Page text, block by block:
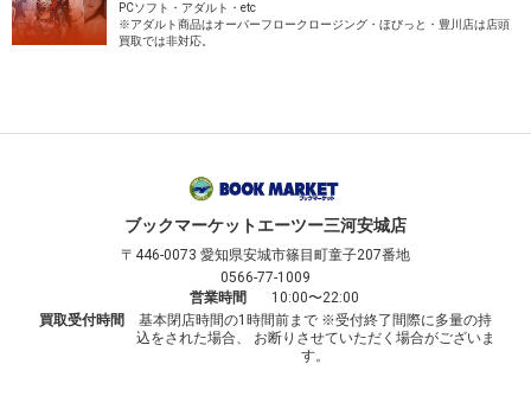
PCソフト・アダルト・etc
※アダルト商品はオーバーフロークロージング・ほびっと・豊川店は店頭
買取では非対応。
ブックマーケットエーツー三河安城店
〒446-0073 愛知県安城市篠目町童子207番地
0566-77-1009
営業時間
10:00〜22:00
買取受付時間
基本閉店時間の1時間前まで ※受付終了間際に多量の持
込をされた場合、 お断りさせていただく場合がございま
す。